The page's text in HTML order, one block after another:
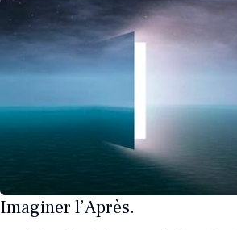
Imaginer l’Après.